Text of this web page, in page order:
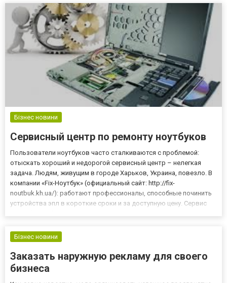
доставки и обслуж...
Бізнес новини
Сервисный центр по ремонту ноутбуков
Пользователи ноутбуков часто сталкиваются с проблемой:
отыскать хороший и недорогой сервисный центр – нелегкая
задача. Людям, живущим в городе Харьков, Украина, повезло. В
компании «Fix-Ноутбук» (официальный сайт: http://fix-
noutbuk.kh.ua/): работают профессионалы, способные починить
устройства эпл в короткие сроки и за доступную цену. Сервис
Бізнес новини
Заказать наружную рекламу для своего
бизнеса